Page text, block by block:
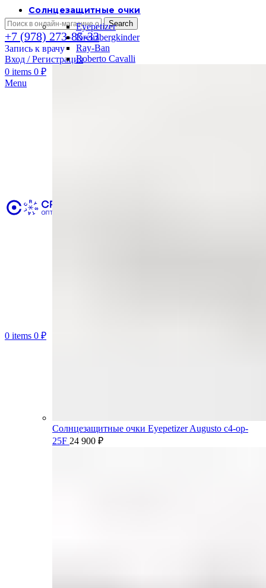
Search
+7 (978) 273-85-33
Запись к врачу
Вход / Регистрация
0 items 0 ₽
Menu
0 items 0 ₽
Солнцезащитные очки
Eyepetizer
Kreuzbergkinder
Ray-Ban
Roberto Cavalli
Солнцезащитные очки Eyepetizer Augusto c4-op-
25F 24 900 ₽